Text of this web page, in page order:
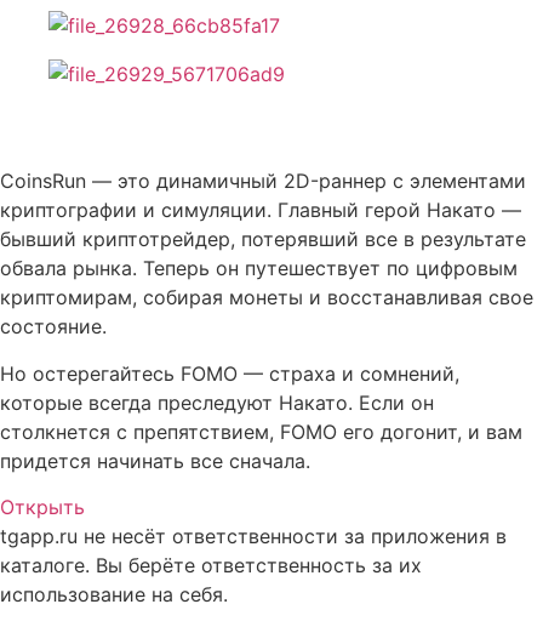
CoinsRun — это динамичный 2D-раннер с элементами
криптографии и симуляции. Главный герой Накато —
бывший криптотрейдер, потерявший все в результате
обвала рынка. Теперь он путешествует по цифровым
криптомирам, собирая монеты и восстанавливая свое
состояние.
Но остерегайтесь FOMO — страха и сомнений,
которые всегда преследуют Накато. Если он
столкнется с препятствием, FOMO его догонит, и вам
придется начинать все сначала.
Открыть
tgapp.ru не несёт ответственности за приложения в
каталоге. Вы берёте ответственность за их
использование на себя.